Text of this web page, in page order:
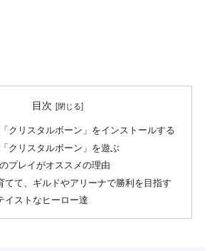
目次
クリスタルボーン」をインストールする
クリスタルボーン」を遊ぶ
プレイがオススメの理由
てて、ギルドやアリーナで勝利を目指す
イストなヒーロー達